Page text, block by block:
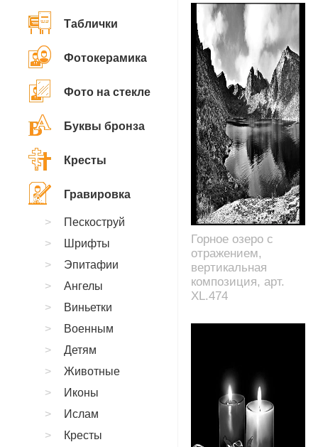
Горное озеро с
отражением,
вертикальная
композиция, арт.
XL.474
Таблички
Фотокерамика
Фото на стекле
Буквы бронза
Кресты
Гравировка
Пескоструй
Шрифты
Эпитафии
Ангелы
Виньетки
Военным
Детям
Животные
Иконы
Ислам
Кресты